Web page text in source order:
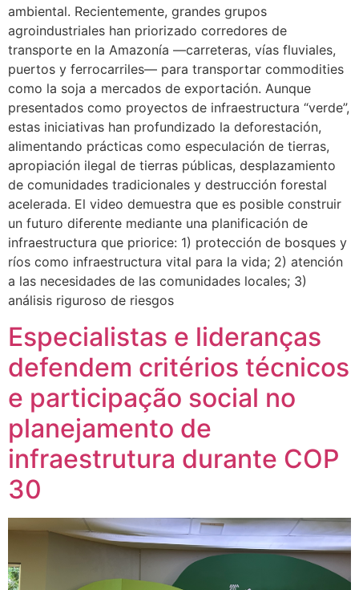
ambiental. Recientemente, grandes grupos
agroindustriales han priorizado corredores de
transporte en la Amazonía —carreteras, vías fluviales,
puertos y ferrocarriles— para transportar commodities
como la soja a mercados de exportación. Aunque
presentados como proyectos de infraestructura “verde”,
estas iniciativas han profundizado la deforestación,
alimentando prácticas como especulación de tierras,
apropiación ilegal de tierras públicas, desplazamiento
de comunidades tradicionales y destrucción forestal
acelerada. El video demuestra que es posible construir
un futuro diferente mediante una planificación de
infraestructura que priorice: 1) protección de bosques y
ríos como infraestructura vital para la vida; 2) atención
a las necesidades de las comunidades locales; 3)
análisis riguroso de riesgos
Especialistas e lideranças
defendem critérios técnicos
e participação social no
planejamento de
infraestrutura durante COP
30